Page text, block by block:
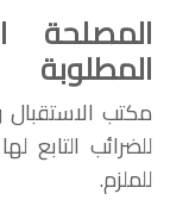
المصلحة
المطلوبة
مكتب الاستقبال
للضرائب التابع
للملزم.